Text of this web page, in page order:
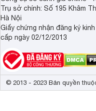
Trụ sở chính: Số 195 Khâm
Hà Nội
Giấy chứng nhận đăng ký
cấp ngày 02/12/2013
© 2013 - 2023 Bản quyền